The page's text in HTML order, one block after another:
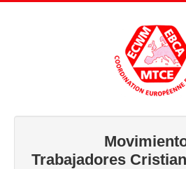
Trabajadores